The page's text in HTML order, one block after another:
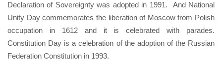
Declaration of Sovereignty was adopted in 1991. And National
Unity Day commemorates the liberation of Moscow from Polish
occupation in 1612 and it is celebrated with parades.
Constitution Day is a celebration of the adoption of the Russian
Federation Constitution in 1993.